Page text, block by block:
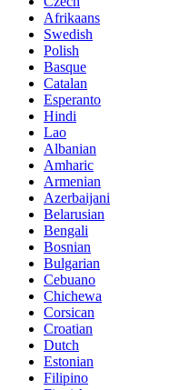
Afrikaans
Swedish
Polish
Basque
Catalan
Esperanto
Hindi
Lao
Albanian
Amharic
Armenian
Azerbaijani
Belarusian
Bengali
Bosnian
Bulgarian
Cebuano
Chichewa
Corsican
Croatian
Dutch
Estonian
Filipino